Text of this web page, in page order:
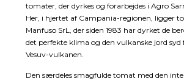
tomater, der dyrkes og forarbejdes i Agro
Her, i hjertet af Campania-regionen, ligger
Manfuso SrL, der siden 1983 har dyrket de
det perfekte klima og den vulkanske jord syd
Vesuv-vulkanen.
Den særdeles smagfulde tomat med den